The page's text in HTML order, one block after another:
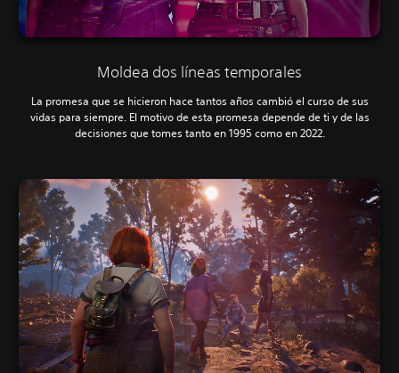
Moldea dos líneas temporales
La promesa que se hicieron hace tantos años cambió el curso de sus
vidas para siempre. El motivo de esta promesa depende de ti y de las
decisiones que tomes tanto en 1995 como en 2022.